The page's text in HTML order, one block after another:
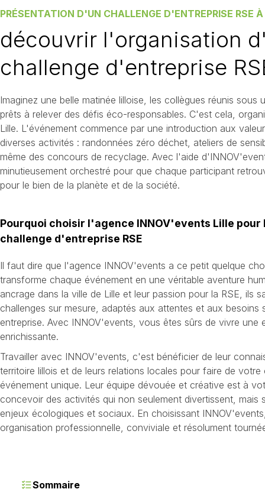
PRÉSENTATION D'UN CHALLENGE D'ENTREPRISE RSE À
découvrir l'organisation
challenge d'entreprise
Imaginez une belle matinée lilloise, les collègues réunis sous
prêts à relever des défis éco-responsables. C'est cela,
Lille. L'événement commence par une introduction aux
diverses activités : randonnées zéro déchet, ateliers de
même des concours de recyclage. Avec l'aide
minutieusement orchestré pour que chaque participant
pour le bien de la planète et de la société.
Pourquoi choisir l'agence INNOV'events Lille
challenge d'entreprise RSE
Il faut dire que l'agence INNOV'events a ce petit quelque
transforme chaque événement en une véritable aventure
ancrage dans la ville de Lille et leur passion pour la RSE, ils
challenges sur mesure, adaptés aux attentes et aux besoins
entreprise. Avec INNOV'events, vous êtes sûrs de vivre une
enrichissante.
Travailler avec INNOV'events, c'est bénéficier de leur
territoire lillois et de leurs relations locales pour faire de votre
événement unique. Leur équipe dévouée et créative est à
concevoir des activités qui non seulement divertissent, mais
enjeux écologiques et sociaux. En choisissant
organisation professionnelle, conviviale et résolument
Sommaire